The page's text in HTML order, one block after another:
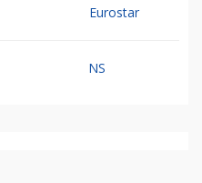
Eurostar
NS